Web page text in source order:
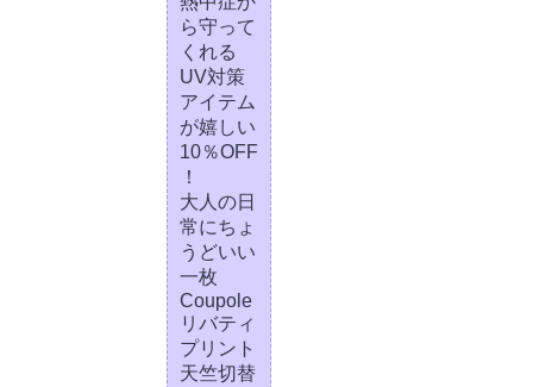
ら守って
くれる
UV対策
アイテム
が嬉しい
10％OFF
！
大人の日
常にちょ
うどいい
一枚
Coupole
リバティ
プリント
天竺切替